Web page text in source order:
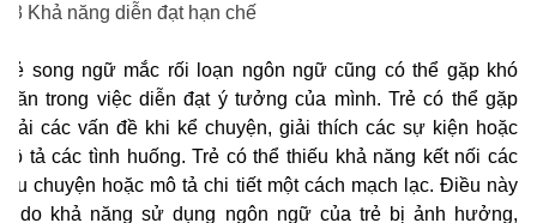
Khả năng diễn đạt hạn chế
song ngữ mắc rối loạn ngôn ngữ cũng có thể gặp khó
trong việc diễn đạt ý tưởng của mình. Trẻ có thể gặp
các vấn đề khi kể chuyện, giải thích các sự kiện hoặc
tả các tình huống. Trẻ có thể thiếu khả năng kết nối các
chuyện hoặc mô tả chi tiết một cách mạch lạc. Điều này
do khả năng sử dụng ngôn ngữ của trẻ bị ảnh hưởng,